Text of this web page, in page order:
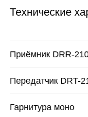
Технические
Приёмник DRR-
Передатчик DRT-
Гарнитура моно